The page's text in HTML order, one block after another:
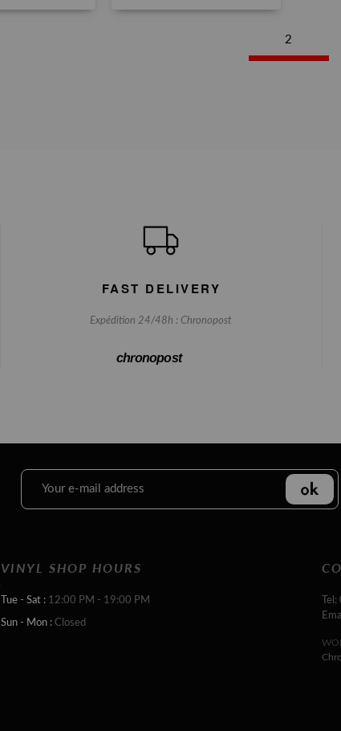
2
FAST DELIVERY
Expédition 24/48h : Chronopost
chronopost
VINYL SHOP HOURS
Tue - Sat : 12:00 PM - 19:00 PM
Sun - Mon : Closed